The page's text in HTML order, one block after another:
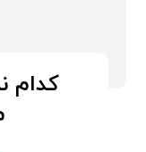
کدام